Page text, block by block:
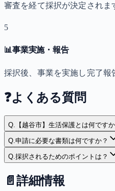
審査を経て採択が決定されま
5
📊事業実施・報告
採択後、事業を実施し完了報
❓よくある質問
Q. 【越谷市】生活保護とは何ですか
Q.申請に必要な書類は何ですか？
Q.採択されるためのポイントは？
📄 詳細情報